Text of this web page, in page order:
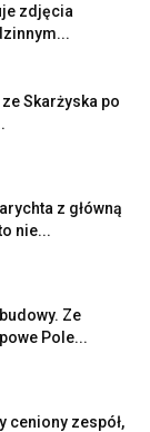
zdjęcia
Skarżyska po
z główną
nie...
Ze
Pole...
ceniony zespół,